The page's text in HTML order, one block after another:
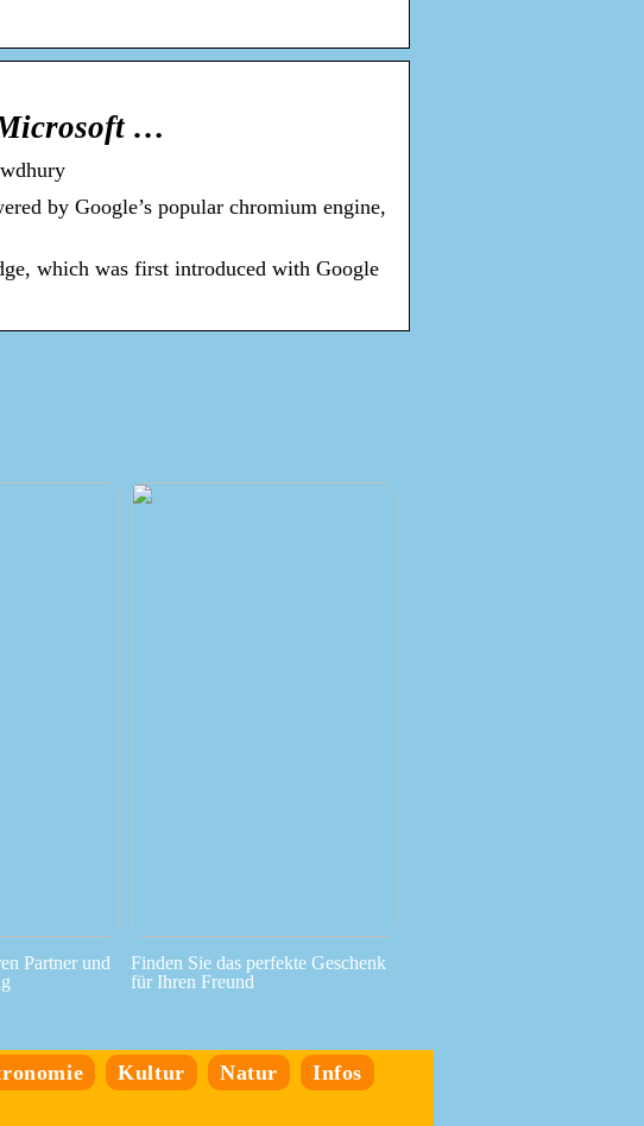
…
by Google’s popular chromium engine,
which was first introduced with Google
Partner und
Finden Sie das perfekte Geschenk
für Ihren Freund
Kultur Natur Infos